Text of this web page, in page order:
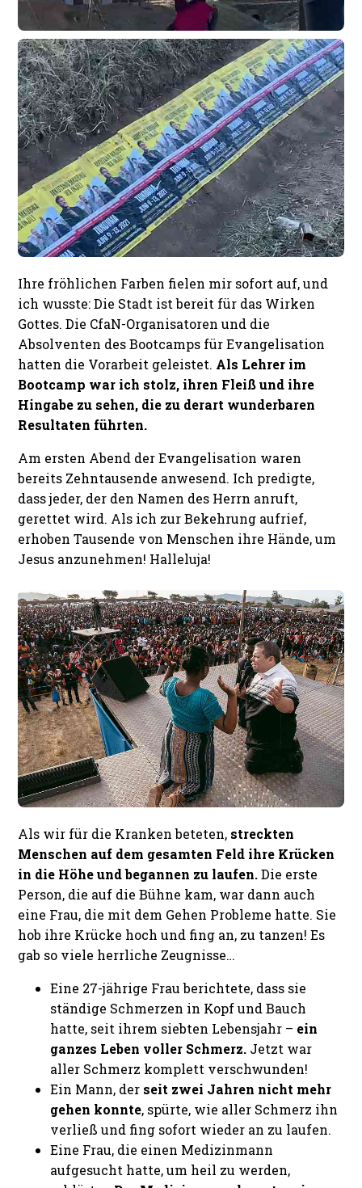
Ihre fröhlichen Farben fielen mir sofort auf, und
ich wusste: Die Stadt ist bereit für das Wirken
Gottes. Die CfaN-Organisatoren und die
Absolventen des Bootcamps für Evangelisation
hatten die Vorarbeit geleistet. Als Lehrer im
Bootcamp war ich stolz, ihren Fleiß und ihre
Hingabe zu sehen, die zu derart wunderbaren
Resultaten führten.
Am ersten Abend der Evangelisation waren
bereits Zehntausende anwesend. Ich predigte,
dass jeder, der den Namen des Herrn anruft,
gerettet wird. Als ich zur Bekehrung aufrief,
erhoben Tausende von Menschen ihre Hände, um
Jesus anzunehmen! Halleluja!
Als wir für die Kranken beteten, streckten
Menschen auf dem gesamten Feld ihre Krücken
in die Höhe und begannen zu laufen.Die erste
Person, die auf die Bühne kam, war dann auch
eine Frau, die mit dem Gehen Probleme hatte. Sie
hob ihre Krücke hoch und fing an, zu tanzen! Es
gab so viele herrliche Zeugnisse…
Eine 27-jährige Frau berichtete, dass sie
ständige Schmerzen in Kopf und Bauch
hatte, seit ihrem siebten Lebensjahr – ein
ganzes Leben voller Schmerz. Jetzt war
aller Schmerz komplett verschwunden!
Ein Mann, der seit zwei Jahren nicht mehr
gehen konnte, spürte, wie aller Schmerz ihn
verließ und fing sofort wieder an zu laufen.
Eine Frau, die einen Medizinmann
aufgesucht hatte, um heil zu werden,